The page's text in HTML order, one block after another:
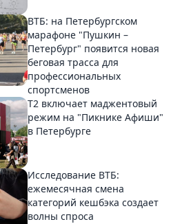
ВТБ: на Петербургском
марафоне "Пушкин –
Петербург" появится новая
беговая трасса для
профессиональных
спортсменов
Т2 включает маджентовый
режим на "Пикнике Афиши"
в Петербурге
Исследование ВТБ:
ежемесячная смена
категорий кешбэка создает
волны спроса